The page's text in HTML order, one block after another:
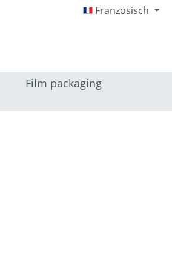
Französisch
Film packaging